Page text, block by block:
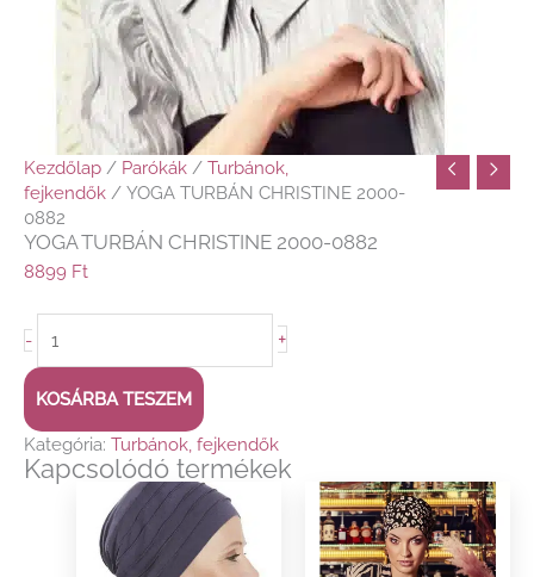
Kezdőlap / Parókák / Turbánok,
fejkendők / YOGA TURBÁN CHRISTINE 2000-
0882
YOGA TURBÁN CHRISTINE 2000-0882
8899 Ft
- +
KOSÁRBA TESZEM
Kategória: Turbánok, fejkendők
Kapcsolódó termékek